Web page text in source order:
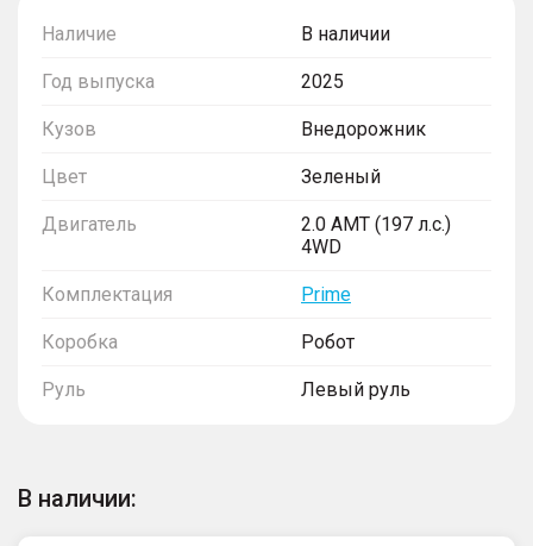
Наличие В наличии
Год выпуска 2025
Кузов Внедорожник
Цвет Зеленый
Двигатель
2.0 AMT (197 л.с.)
4WD
Комплектация Prime
Коробка Робот
Руль Левый руль
В наличии: